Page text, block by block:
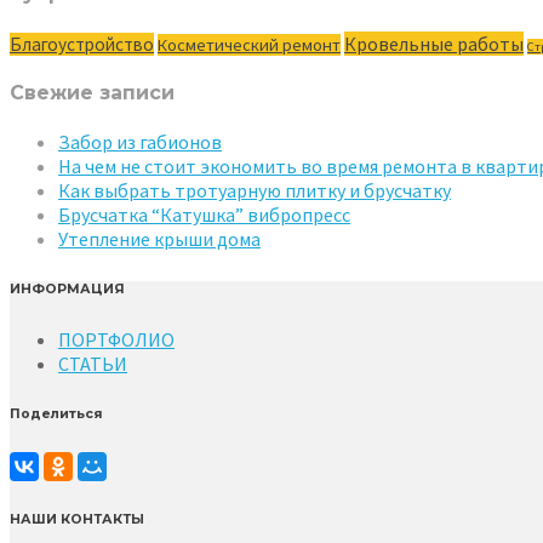
Благоустройство Косметический ремонт Кровельные работы
Свежие записи
Забор из габионов
На чем не стоит экономить во время ремонта в
Как выбрать тротуарную плитку и брусчатку
Брусчатка “Катушка” вибропресс
Утепление крыши дома
ИНФОРМАЦИЯ
ПОРТФОЛИО
СТАТЬИ
Поделиться
НАШИ КОНТАКТЫ